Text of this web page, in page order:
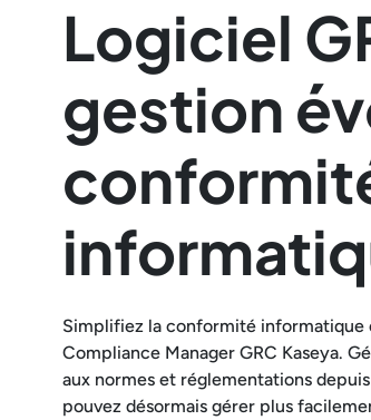
Logiciel
gestion
Simplifiez la conformité informatique
Compliance Manager GRC Kaseya.
aux normes et réglementations
pouvez désormais gérer plus